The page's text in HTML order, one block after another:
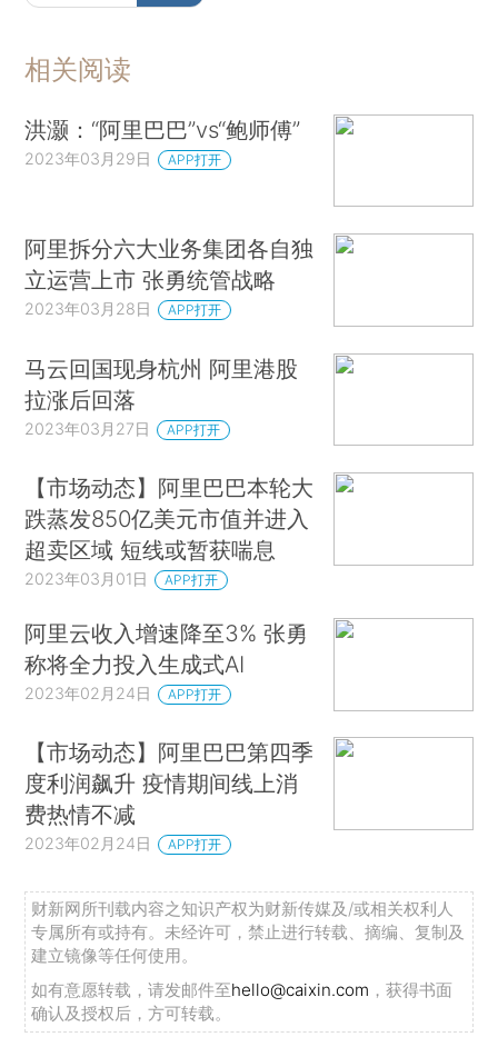
相关阅读
洪灏：“阿里巴巴”vs“鲍师傅”
2023年03月29日 APP打开
阿里拆分六大业务集团各自独
立运营上市 张勇统管战略
2023年03月28日 APP打开
马云回国现身杭州 阿里港股
拉涨后回落
2023年03月27日 APP打开
【市场动态】阿里巴巴本轮大
跌蒸发850亿美元市值并进入
超卖区域 短线或暂获喘息
2023年03月01日 APP打开
阿里云收入增速降至3% 张勇
称将全力投入生成式AI
2023年02月24日 APP打开
【市场动态】阿里巴巴第四季
度利润飙升 疫情期间线上消
费热情不减
2023年02月24日 APP打开
财新网所刊载内容之知识产权为财新传媒及/或相关权利人
专属所有或持有。未经许可，禁止进行转载、摘编、复制及
建立镜像等任何使用。
如有意愿转载，请发邮件至hello@caixin.com ，获得书面
确认及授权后，方可转载。